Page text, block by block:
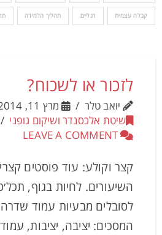
קבלה עצמית רגליים תהליך הלמידה
לזכור או לשכוח?
יואב טלר
מרץ 11, 2014
שיטת אלכסנדר ושיקום גופני
LEAVE A COMMENT
קצר וקולע: עוד פוסטים
השיעורים. לחיות בגוף,
לסובלים מבעיות עמוד שדרה
המסכים: יציבה, יציבות,